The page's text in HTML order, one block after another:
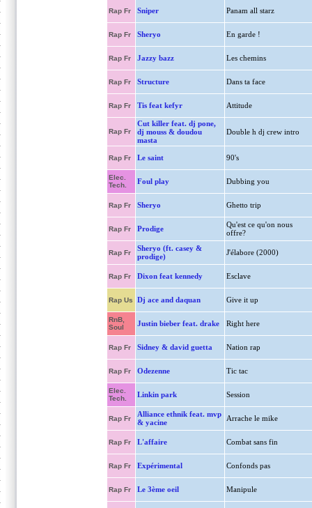
Rap Fr Sniper Panam all starz
Rap Fr Sheryo En garde !
Rap Fr Jazzy bazz Les chemins
Rap Fr Structure Dans ta face
Rap Fr Tis feat kefyr Attitude
Rap Fr
Cut killer feat. dj pone,
dj mouss & doudou
masta
Double h dj crew intro
Rap Fr Le saint 90's
Elec.
Tech.
Foul play Dubbing you
Rap Fr Sheryo Ghetto trip
Rap Fr Prodige
Qu'est ce qu'on nous
offre?
Rap Fr
Sheryo (ft. casey &
prodige)
J'élabore (2000)
Rap Fr Dixon feat kennedy Esclave
Rap Us Dj ace and daquan Give it up
RnB,
Soul
Justin bieber feat. drake Right here
Rap Fr Sidney & david guetta Nation rap
Rap Fr Odezenne Tic tac
Elec.
Tech.
Linkin park Session
Rap Fr
Alliance ethnik feat. mvp
& yacine
Arrache le mike
Rap Fr L'affaire Combat sans fin
Rap Fr Expérimental Confonds pas
Rap Fr Le 3ème oeil Manipule